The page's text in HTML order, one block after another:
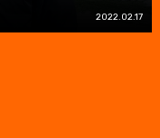
2022.02.17